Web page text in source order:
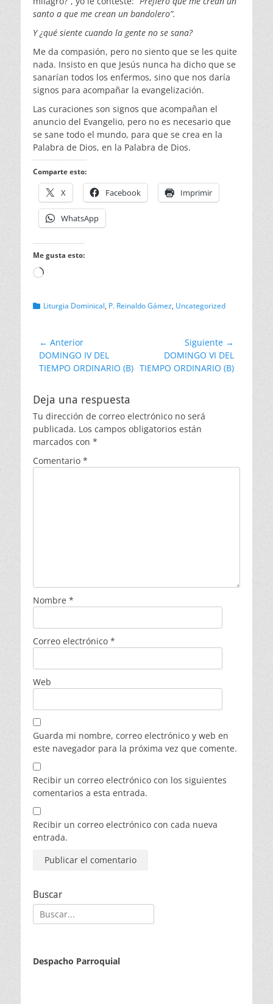
santo a que me crean un bandolero”.
Y ¿qué siente cuando la gente no se sana?
Me da compasión, pero no siento que se les quite
nada. Insisto en que Jesús nunca ha dicho que se
sanarían todos los enfermos, sino que nos daría
signos para acompañar la evangelización.
Las curaciones son signos que acompañan el
anuncio del Evangelio, pero no es necesario que
se sane todo el mundo, para que se crea en la
Palabra de Dios, en la Palabra de Dios.
Comparte esto:
X Facebook Imprimir
WhatsApp
Me gusta esto:
Cargando...
Categorias
Liturgia Dominical, P. Reinaldo Gámez, Uncategorized
Navegación
de
entradas
← Anterior
Entrada
anterior:
DOMINGO IV DEL
TIEMPO ORDINARIO (B)
Siguiente →
Entrada
siguiente:
DOMINGO VI DEL
TIEMPO ORDINARIO (B)
Deja una respuesta
Tu dirección de correo electrónico no será
publicada. Los campos obligatorios están
marcados con *
Comentario *
Nombre *
Correo electrónico *
Web
Guarda mi nombre, correo electrónico y web en
este navegador para la próxima vez que comente.
Recibir un correo electrónico con los siguientes
comentarios a esta entrada.
Recibir un correo electrónico con cada nueva
entrada.
Buscar
Buscar:
Despacho Parroquial